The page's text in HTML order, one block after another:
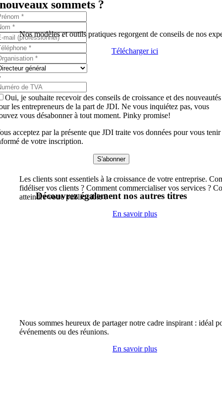
Nous sommes heureux de partager notre cadre inspirant : idéal
événements ou des réunions.
En savoir plus
Les clients sont essentiels à la croissance de votre entreprise.
fidéliser vos clients ? Comment commercialiser vos services ?
atteindre votre public cible ?
En savoir plus
Nos modèles et outils pratiques regorgent de conseils de nos
Télécharger ici
nouveaux sommets ?
Oui, je souhaite recevoir des conseils de croissance et des nouveautés
les entrepreneurs de la part de JDI. Ne vous inquiétez pas, vous
vous désabonner à tout moment. Pinky promise!
acceptez par la présente que JDI traite vos données pour vous tenir
de votre inscription.
S'abonner
.
Découvrez également nos autres titres